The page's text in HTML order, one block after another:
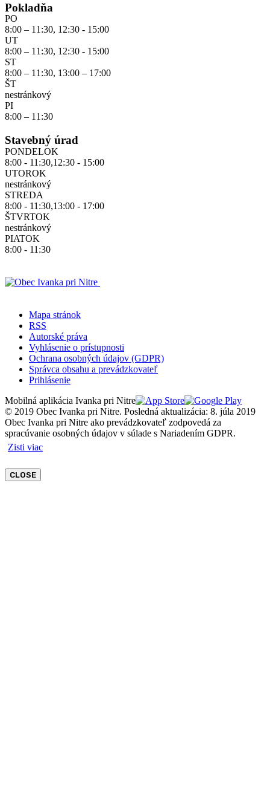
Pokladňa
PO
8:00 – 11:30, 12:30 - 15:00
UT
8:00 – 11:30, 12:30 - 15:00
ST
8:00 – 11:30, 13:00 – 17:00
ŠT
nestránkový
PI
8:00 – 11:30
Stavebný úrad
PONDELOK
8:00 - 11:30,12:30 - 15:00
UTOROK
nestránkový
STREDA
8:00 - 11:30,13:00 - 17:00
ŠTVRTOK
nestránkový
PIATOK
8:00 - 11:30
Mapa stránok
RSS
Autorské práva
Vyhlásenie o prístupnosti
Ochrana osobných údajov (GDPR)
Správca obsahu a prevádzkovateľ
Prihlásenie
Mobilná aplikácia Ivanka pri Nitre
© 2019 Obec Ivanka pri Nitre. Posledná aktualizácia: 8. júla 2019
Obec Ivanka pri Nitre ako prevádzkovateľ zodpovedá za
spracúvanie osobných údajov v súlade s Nariadením GDPR.
Zisti viac
CLOSE